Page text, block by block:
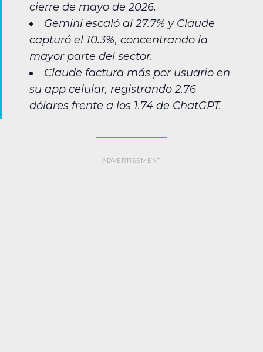
cierre de mayo de 2026.
Gemini escaló al 27.7% y Claude
capturó el 10.3%, concentrando la
mayor parte del sector.
Claude factura más por usuario en
su app celular, registrando 2.76
dólares frente a los 1.74 de ChatGPT.